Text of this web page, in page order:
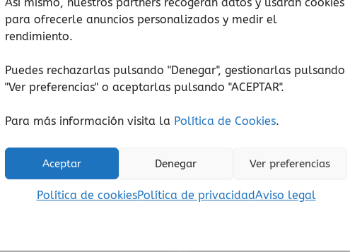
para ofrecerle anuncios personalizados y medir el
rendimiento.
Puedes rechazarlas pulsando "Denegar", gestionarlas pulsando
"Ver preferencias" o aceptarlas pulsando "ACEPTAR".
Para más información visita la Política de Cookies.
Aceptar Denegar Ver preferencias
Política de cookiesPolítica de privacidadAviso legal
Amor
Siembra un beso
15,00€ - 19,00€ (Iva incluido)
Seleccionar opciones
pueden
la
página
producto
Añadir a lista de deseos
Amor
15,00€ (Iva incluido)
Añadir a lista de deseos